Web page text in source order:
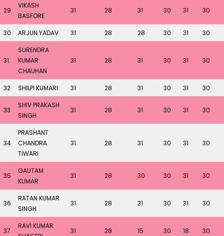
29
VIKASH
BASFORE
31 28 31 30 31 30
30 ARJUN YADAV 31 28 28 30 31 30
31
SURENDRA
KUMAR
CHAUHAN
31 28 31 30 31 30
32 SHILPI KUMARI 31 28 31 30 31 30
33
SHIV PRAKASH
SINGH
31 28 31 30 31 30
34
PRASHANT
CHANDRA
TIWARI
31 28 31 30 31 30
35
GAUTAM
KUMAR
31 28 30 30 31 30
36
RATAN KUMAR
SINGH
31 28 31 30 31 30
37
RAVI KUMAR
31 28 15 30 18 30